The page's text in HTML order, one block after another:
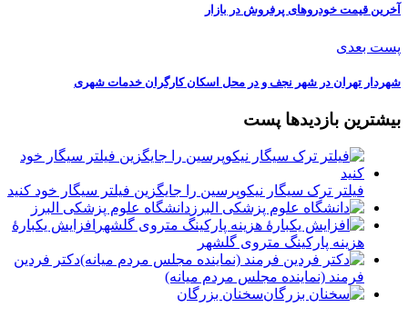
آخرین قیمت خودرو‌های پرفروش در بازار
پست بعدی
شهردار تهران در شهر نجف و در محل اسکان کارگران خدمات شهری
بیشترین بازدیدها پست
فیلتر ترک سیگار نیکوپرسین را جایگزین فیلتر سیگار خود کنید
دانشگاه علوم پزشکی البرز
افزایش یکبارۀ
هزینه پارکینگ متروی گلشهر
دكتر فردين
فرمند (نماينده مجلس مردم میانه)
سخنان بزرگان